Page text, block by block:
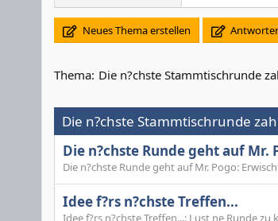
Neues Thema erstellen
Thema: Die n?chste Stammtischrunde
Die n?chste Stammtischrunde
Die n?chste Runde geht auf Mr.
Die n?chste Runde geht auf Mr. Pogo:
Idee f?rs n?chste Treffen...
Idee f?rs n?chste Treffen...: Lust ne Runde